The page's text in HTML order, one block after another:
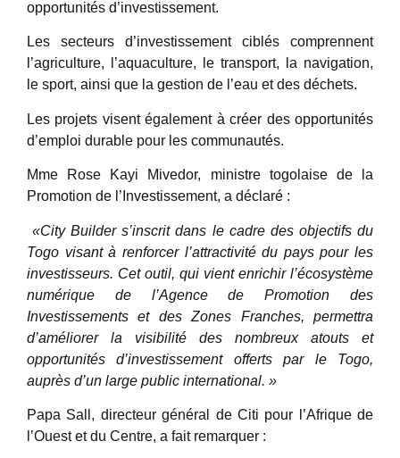
opportunités d’investissement.
Les secteurs d’investissement ciblés comprennent
l’agriculture, l’aquaculture, le transport, la navigation,
le sport, ainsi que la gestion de l’eau et des déchets.
Les projets visent également à créer des opportunités
d’emploi durable pour les communautés.
Mme Rose Kayi Mivedor, ministre togolaise de la
Promotion de l’Investissement, a déclaré :
«City Builder s’inscrit dans le cadre des objectifs du
Togo visant à renforcer l’attractivité du pays pour les
investisseurs. Cet outil, qui vient enrichir l’écosystème
numérique de l’Agence de Promotion des
Investissements et des Zones Franches, permettra
d’améliorer la visibilité des nombreux atouts et
opportunités d’investissement offerts par le Togo,
auprès d’un large public international. »
Papa Sall, directeur général de Citi pour l’Afrique de
l’Ouest et du Centre, a fait remarquer :